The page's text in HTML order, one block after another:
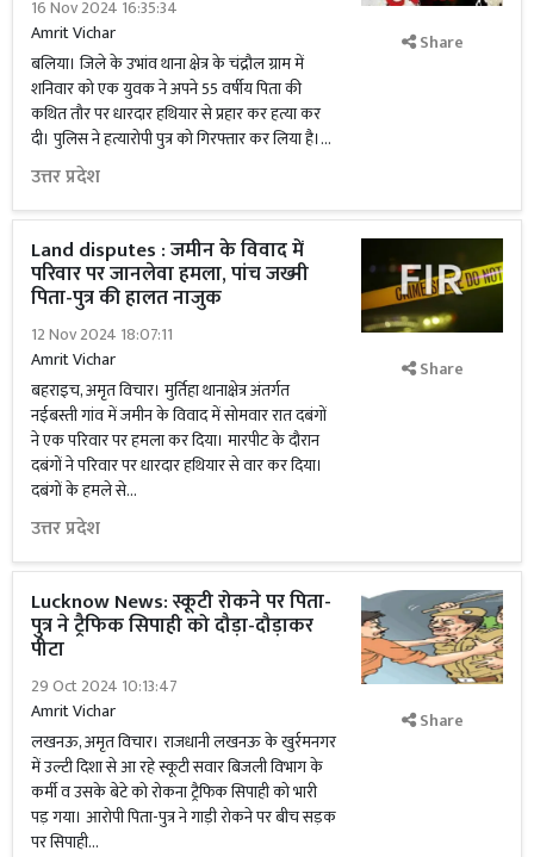
16 Nov 2024 16:35:34
Amrit Vichar
बलिया। जिले के उभांव थाना क्षेत्र के चंद्रौल ग्राम में
शनिवार को एक युवक ने अपने 55 वर्षीय पिता की
कथित तौर पर धारदार हथियार से प्रहार कर हत्या कर
दी। पुलिस ने हत्यारोपी पुत्र को गिरफ्तार कर लिया है।...
उत्तर प्रदेश
Share
Land disputes : जमीन के विवाद में
परिवार पर जानलेवा हमला, पांच जख्मी
पिता-पुत्र की हालत नाजुक
12 Nov 2024 18:07:11
Amrit Vichar
बहराइच, अमृत विचार। मुर्तिहा थानाक्षेत्र अंतर्गत
नईबस्ती गांव में जमीन के विवाद में सोमवार रात दबंगों
ने एक परिवार पर हमला कर दिया। मारपीट के दौरान
दबंगों ने परिवार पर धारदार हथियार से वार कर दिया।
दबंगों के हमले से...
उत्तर प्रदेश
Share
Lucknow News: स्कूटी रोकने पर पिता-
पुत्र ने ट्रैफिक सिपाही को दौड़ा-दौड़ाकर
पीटा
29 Oct 2024 10:13:47
Amrit Vichar
लखनऊ, अमृत विचार। राजधानी लखनऊ के खुर्रमनगर
में उल्टी दिशा से आ रहे स्कूटी सवार बिजली विभाग के
कर्मी व उसके बेटे को रोकना ट्रैफिक सिपाही को भारी
पड़ गया। आरोपी पिता-पुत्र ने गाड़ी रोकने पर बीच सड़क
पर सिपाही...
Share